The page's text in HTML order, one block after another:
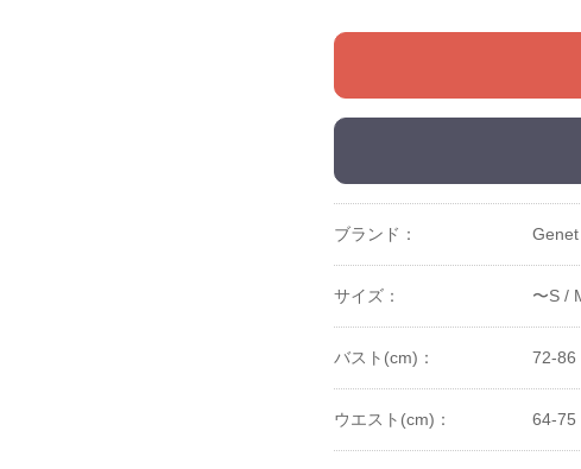
ブランド：
サイズ： 〜S /
バスト(cm)： 72-86
ウエスト(cm)： 64-75